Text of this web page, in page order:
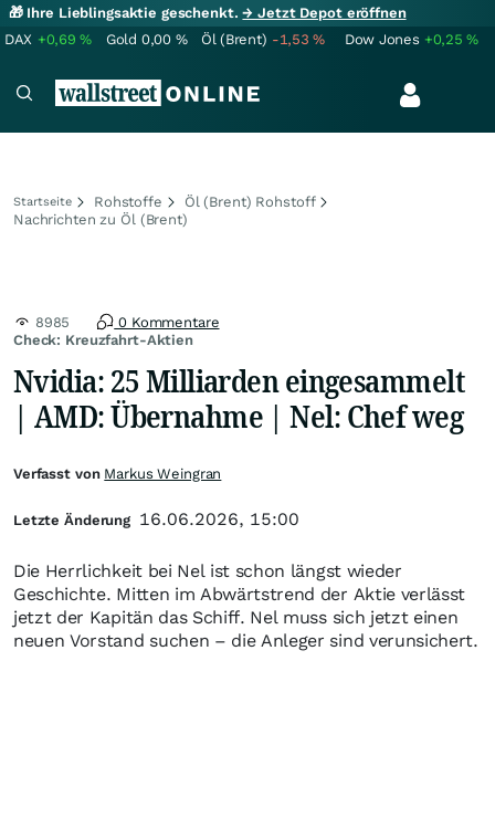
🎁 Ihre Lieblingsaktie geschenkt.→ Jetzt Depot eröffnen
DAX +0,69% Gold 0,00 % Öl (Brent) -1,53% Dow Jones +0,25%
Startseite Rohstoffe
Öl (Brent) Rohstoff
Nachrichten zu Öl (Brent)
Check: Kreuzfahrt-Aktien
8985 0 Kommentare
Nvidia: 25 Milliarden eingesammelt
| AMD: Übernahme | Nel: Chef weg
Die Herrlichkeit bei Nel ist schon längst wieder
Geschichte. Mitten im Abwärtstrend der Aktie verlässt
jetzt der Kapitän das Schiff. Nel muss sich jetzt einen
neuen Vorstand suchen – die Anleger sind verunsichert.
Verfasst von Markus Weingran
Letzte Änderung 16.06.2026, 15:00